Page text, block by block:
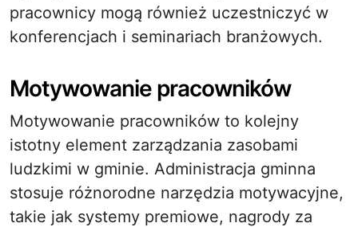
pracownicy mogą również uczestniczyć w
konferencjach i seminariach branżowych.
Motywowanie pracowników
Motywowanie pracowników to kolejny
istotny element zarządzania zasobami
ludzkimi w gminie. Administracja gminna
stosuje różnorodne narzędzia motywacyjne,
takie jak systemy premiowe, nagrody za